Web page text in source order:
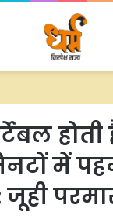
होती
में